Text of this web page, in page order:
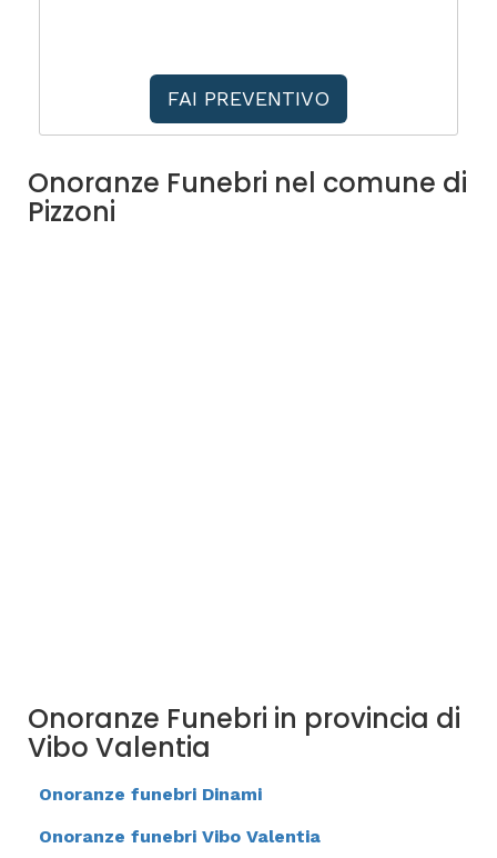
FAI PREVENTIVO
Onoranze Funebri nel comune di
Pizzoni
Onoranze Funebri in provincia di
Vibo Valentia
Onoranze funebri Dinami
Onoranze funebri Vibo Valentia